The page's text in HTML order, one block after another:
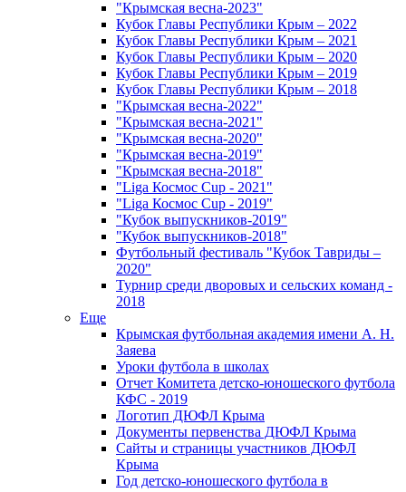
"Крымская весна-2023"
Кубок Главы Республики Крым – 2022
Кубок Главы Республики Крым – 2021
Кубок Главы Республики Крым – 2020
Кубок Главы Республики Крым – 2019
Кубок Главы Республики Крым – 2018
"Крымская весна-2022"
"Крымская весна-2021"
"Крымская весна-2020"
"Крымская весна-2019"
"Крымская весна-2018"
"Liga Космос Cup - 2021"
"Liga Космос Cup - 2019"
"Кубок выпускников-2019"
"Кубок выпускников-2018"
Футбольный фестиваль "Кубок Тавриды –
2020"
Турнир среди дворовых и сельских команд -
2018
Еще
Крымская футбольная академия имени А. Н.
Заяева
Уроки футбола в школах
Отчет Комитета детско-юношеского футбола
КФС - 2019
Логотип ДЮФЛ Крыма
Документы первенства ДЮФЛ Крыма
Сайты и страницы участников ДЮФЛ
Крыма
Год детско-юношеского футбола в